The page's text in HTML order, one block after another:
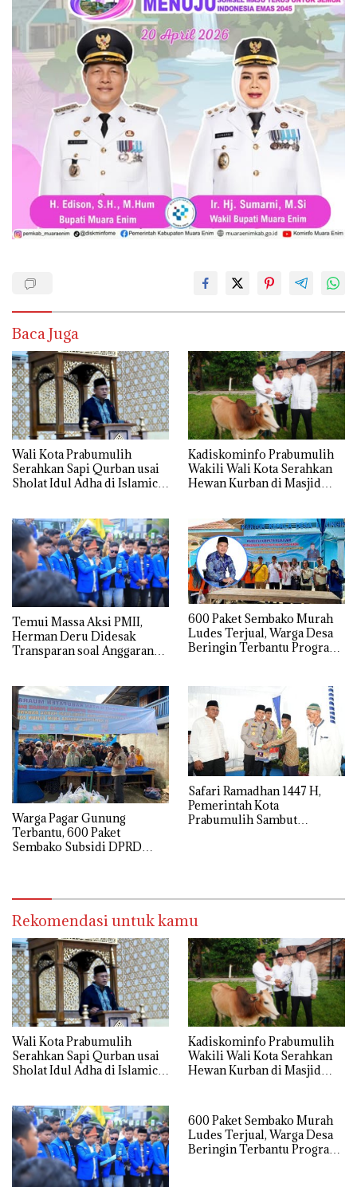
Baca Juga
Wali Kota Prabumulih
Serahkan Sapi Qurban usai
Sholat Idul Adha di Islamic
Kadiskominfo Prabumulih
Wakili Wali Kota Serahkan
Hewan Kurban di Masjid
Temui Massa Aksi PMII,
Herman Deru Didesak
Transparan soal Anggaran
600 Paket Sembako Murah
Ludes Terjual, Warga Desa
Beringin Terbantu Program
Warga Pagar Gunung
Terbantu, 600 Paket
Sembako Subsidi DPRD
Safari Ramadhan 1447 H,
Pemerintah Kota
Prabumulih Sambut
Rekomendasi untuk kamu
Wali Kota Prabumulih
Serahkan Sapi Qurban usai
Sholat Idul Adha di Islamic
Kadiskominfo Prabumulih
Wakili Wali Kota Serahkan
Hewan Kurban di Masjid
600 Paket Sembako Murah
Ludes Terjual, Warga Desa
Beringin Terbantu Program